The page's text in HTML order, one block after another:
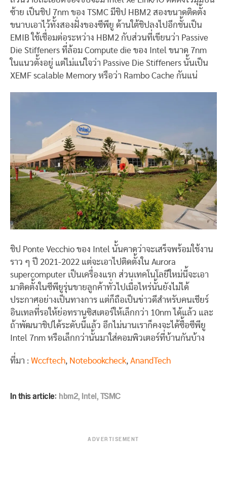
ซ้าย เป็นชิป 7nm ของ TSMC มีชิป HBM2 สองขนาดติดตั้ง
ขนาบเอาไว้ทั้งสองฝั่งของซีพียู ด้านใต้ชิปลงไปอีกชั้นเป็น
EMIB ใช้เชื่อมต่อระหว่าง HBM2 กับส่วนที่เขียนว่า Passive
Die Stiffeners ที่ล้อม Compute die ของ Intel ขนาด 7nm
ในแนวตั้งอยู่ แต่ไม่แน่ใจว่า Passive Die Stiffeners นั้นเป็น
XEMF scalable Memory หรือว่า Rambo Cache กันแน่
ชิป Ponte Vecchio ของ Intel นั้นคาดว่าจะเสร็จพร้อมใช้งาน
ราว ๆ ปี 2021-2022 แต่จะเอาไปติดตั้งใน Aurora
supercomputer เป็นเครื่องแรก ส่วนเทคโนโลยีใหม่นี้จะเอา
มาติดตั้งในซีพียูรุ่นขายลูกค้าทั่วไปเมื่อไหร่นั้นยังไม่ได้
ประกาศอย่างเป็นทางการ แต่ก็ถือเป็นข่าวดีสำหรับคนเชียร์
อินเทลที่รอให้ย่อทรานซิสเตอร์ให้เล็กกว่า 10nm ได้แล้ว และ
ถ้าพัฒนาชิปได้ระดับนี้แล้ว อีกไม่นานเราก็คงจะได้ซื้อซีพียู
Intel 7nm หรือเล็กกว่านั้นมาใส่คอมพิวเตอร์ที่บ้านกันบ้าง
ที่มา : Wccftech, Notebookcheck, AnandTech
In this article:hbm2,Intel,TSMC
ADVERTISEMENT